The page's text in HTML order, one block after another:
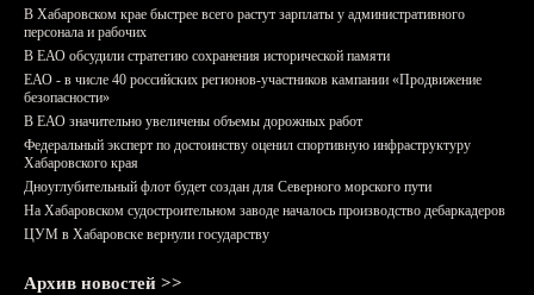
В Хабаровском крае быстрее всего растут зарплаты у административного
персонала и рабочих
В ЕАО обсудили стратегию сохранения исторической памяти
ЕАО - в числе 40 российских регионов-участников кампании «Продвижение
безопасности»
В ЕАО значительно увеличены объемы дорожных работ
Федеральный эксперт по достоинству оценил спортивную инфраструктуру
Хабаровского края
Дноуглубительный флот будет создан для Северного морского пути
На Хабаровском судостроительном заводе началось производство дебаркадеров
ЦУМ в Хабаровске вернули государству
Архив новостей >>